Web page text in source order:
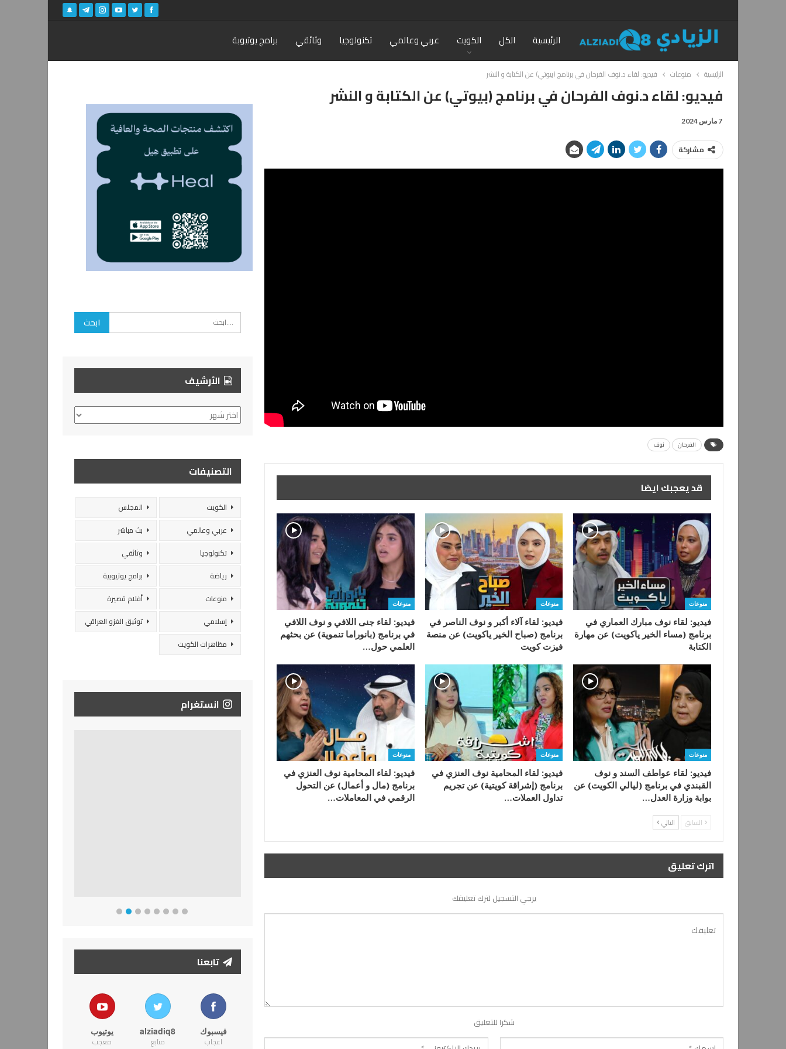
الرئيسية الكل الكويت عربي وعالمي تكنولوجيا وثائقي برامج يوتيوبة
الرئيسية منوعات فيديو: لقاء د.نوف الفرحان في برنامج (بيوتي) عن الكتابة و النشر
فيديو: لقاء د.نوف الفرحان في برنامج (بيوتي) عن الكتابة و النشر
7 مارس 2024
مشاركة
الفرحان نوف
قد يعجبك ايضا
منوعات
فيديو: لقاء نوف مبارك العماري في
برنامج (مساء الخير ياكويت) عن مهارة
الكتابة
منوعات
فيديو: لقاء آلاء أكبر و نوف الناصر في
برنامج (صباح الخير ياكويت) عن منصة
فيزت كويت
منوعات
فيديو: لقاء جنى اللافي و نوف اللافي
في برنامج (بانوراما تنموية) عن بحثهم
العلمي حول…
منوعات
فيديو: لقاء عواطف السند و نوف
القبندي في برنامج (ليالي الكويت) عن
بوابة وزارة العدل…
منوعات
فيديو: لقاء المحامية نوف العنزي في
برنامج (إشراقة كويتية) عن تجريم
تداول العملات…
منوعات
فيديو: لقاء المحامية نوف العنزي في
برنامج (مال و أعمال) عن التحول
الرقمي في المعاملات…
السابق التالي
اترك تعليق
يرجي التسجيل لترك تعليقك
شكرا للتعليق
الأرشيف
الأرشيف
التصنيفات
الكويت
المجلس
عربي وعالمي
بث مباشر
تكنولوجيا
وثائقي
رياضة
برامج يوتيوبية
منوعات
أفلام قصيرة
إسلامي
توثيق الغزو العراقي
مظاهرات الكويت
انستغرام
تابعنا
فيسبوك
اعجاب
alziadiq8
متابع
يوتيوب
معجب